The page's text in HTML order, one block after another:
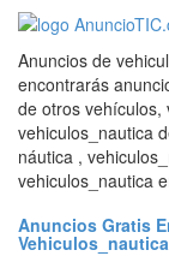
Anuncios de
encontrarás
de otros vehículos,
vehiculos_nautica
náutica ,
vehiculos_nautica
Anuncios Gratis
Vehiculos_nautica